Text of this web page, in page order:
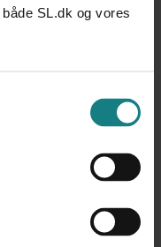
SL.dk og vores
Danmark)
og handicap